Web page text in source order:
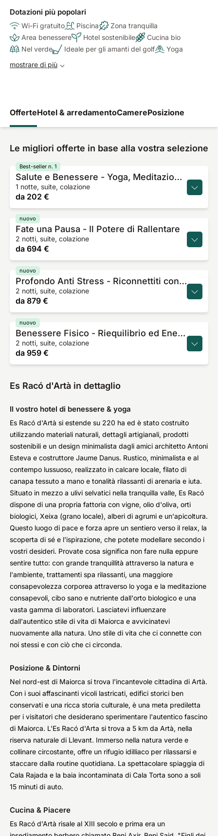
Dotazioni più popolari
Wi-Fi gratuito Piscina
Zona tranquilla
Area benessere
Hotel sostenibile
Cucina bio
Nel verde
Ideale per gli amanti del golf
Yoga
mostrare di più
OfferteHotel & arredamentoCamerePosizione
Le migliori offerte in base alla vostra selezione
Salute e Benessere - Yoga, Meditazione e Relax
1 notte, suite, colazione
da 202 €
Best-seller n. 1
Fate una Pausa - Il Potere di Rallentare
2 notti, suite, colazione
da 694 €
nuovo
Profondo Anti Stress - Riconnettiti con te stesso
2 notti, suite, colazione
da 879 €
nuovo
Benessere Fisico - Riequilibrio ed Energia
2 notti, suite, colazione
da 959 €
nuovo
Es Racó d'Artà in dettaglio
Il vostro hotel di benessere & yoga
Es Racó d'Artà si estende su 220 ha ed è stato costruito
utilizzando materiali naturali, dettagli artigianali, prodotti
sostenibili e un design minimalista dagli amici architetto Antoni
Esteva e costruttore Jaume Danus. Rustico, minimalista e al
contempo lussuoso, realizzato in calcare locale, filato di
canapa tessuto a mano e tonalità rilassanti di arenaria e iuta.
Situato in mezzo a ulivi selvatici nella tranquilla valle, Es Racó
dispone di una propria fattoria con vigne, olio d'oliva, orti
biologici, Xeixa (grano locale), alberi di agrumi e un'apicoltura.
Questo luogo di pace e forza apre un sentiero verso il relax, la
scoperta di sé e l'ispirazione, che potete modellare secondo i
vostri desideri. Provate cosa significa non fare nulla eppure
sentire tutto: con grande tranquillità attraverso la natura e
l'ambiente, trattamenti spa rilassanti, una maggiore
consapevolezza corporea attraverso lo yoga e la meditazione
consapevoli, cibo sano e nutriente dall'orto biologico e una
vasta gamma di laboratori. Lasciatevi influenzare
dall'autentico stile di vita di Maiorca e avvicinatevi
nuovamente alla natura. Uno stile di vita che ci connette con
noi stessi e con ciò che ci circonda.
Posizione & Dintorni
Nel nord-est di Maiorca si trova l'incantevole cittadina di Artà.
Con i suoi affascinanti vicoli lastricati, edifici storici ben
conservati e una ricca storia culturale, è una meta prediletta
per i visitatori che desiderano sperimentare l'autentico fascino
di Maiorca. L'Es Racó d'Arta si trova a 5 km da Artà, nella
riserva naturale di Llevant. Immerso nella natura verde e
collinare circostante, offre un rifugio idilliaco per rilassarsi e
staccare dalla routine quotidiana. La spettacolare spiaggia di
Cala Rajada e la baia incontaminata di Cala Torta sono a soli
15 minuti di auto.
Cucina & Piacere
Es Racó d'Artà risale al XIII secolo e prima era un